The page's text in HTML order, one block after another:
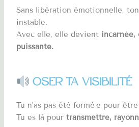
Sans libération émotionnelle,
instable.
Avec elle, elle devient incarnée,
puissante.
Oser ta visibilité
Tu n’as pas été formé·e pour
Tu es là pourtransmettre,